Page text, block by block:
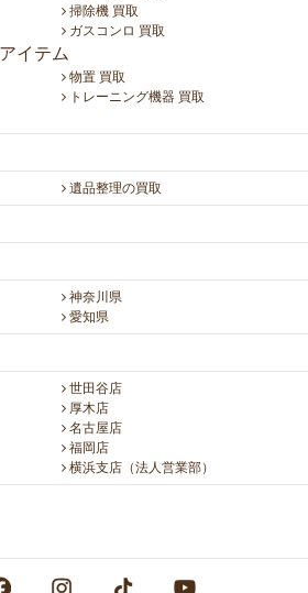
掃除機 買取
ガスコンロ 買取
イテム
物置 買取
トレーニング機器 買取
遺品整理の買取
神奈川県
愛知県
世田谷店
厚木店
名古屋店
福岡店
横浜支店（法人営業部）